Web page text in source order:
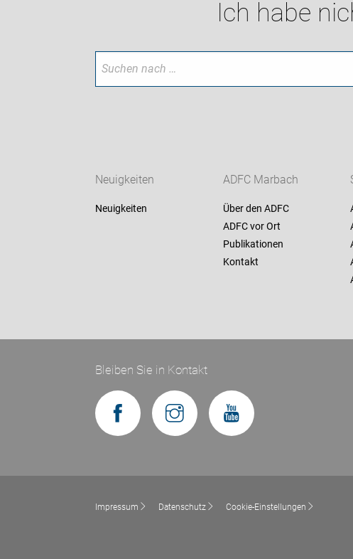
Ich habe
Neuigkeiten
Neuigkeiten
ADFC Marbach
Über den ADFC
ADFC vor Ort
Publikationen
Kontakt
Bleiben Sie in Kontakt
Impressum Datenschutz Cookie-Einstellungen